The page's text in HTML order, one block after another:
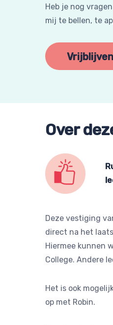
Heb je nog
mij te bellen, te
Over
Deze vestiging
direct na het
Hiermee kunnen
College. Andere
Het is ook
op met Robin.